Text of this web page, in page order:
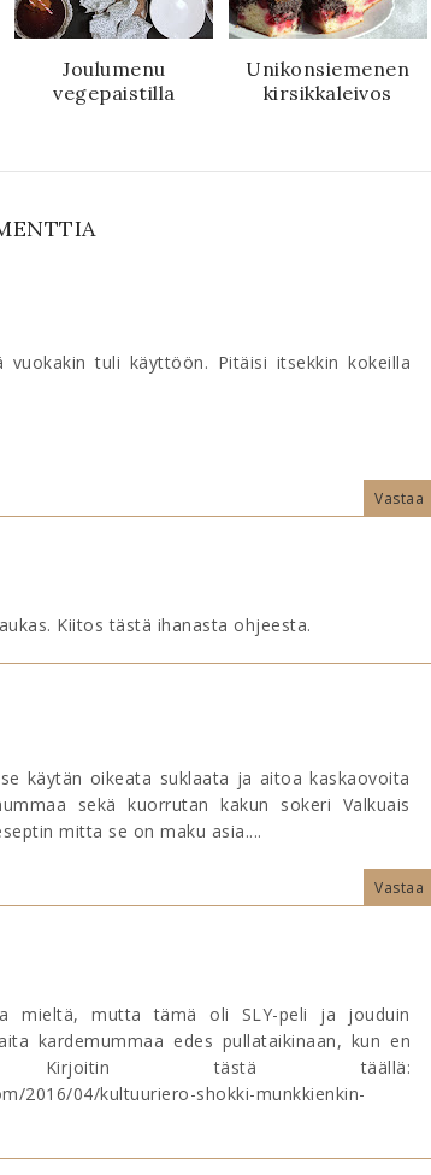
Joulumenu
vegepaistilla
Unikonsiemenen
kirsikkaleivos
tuli käyttöön. Pitäisi itsekkin kokeilla
Vastaa
Kiitos tästä ihanasta ohjeesta.
käytän oikeata suklaata ja aitoa kaskaovoita
sekä kuorrutan kakun sokeri Valkuais
mitta se on maku asia....
Vastaa
mieltä, mutta tämä oli SLY-peli ja jouduin
kardemummaa edes pullataikinaan, kun en
Kirjoitin tästä täällä:
2016/04/kultuuriero-shokki-munkkienkin-